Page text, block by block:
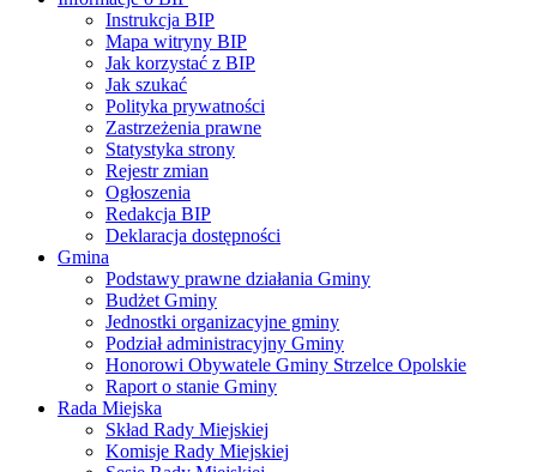
Instrukcja BIP
Mapa witryny BIP
Jak korzystać z BIP
Jak szukać
Polityka prywatności
Zastrzeżenia prawne
Statystyka strony
Rejestr zmian
Ogłoszenia
Redakcja BIP
Deklaracja dostępności
Gmina
Podstawy prawne działania Gminy
Budżet Gminy
Jednostki organizacyjne gminy
Podział administracyjny Gminy
Honorowi Obywatele Gminy Strzelce Opolskie
Raport o stanie Gminy
Rada Miejska
Skład Rady Miejskiej
Komisje Rady Miejskiej